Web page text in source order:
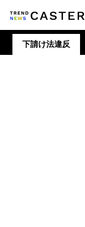
下請け法違反